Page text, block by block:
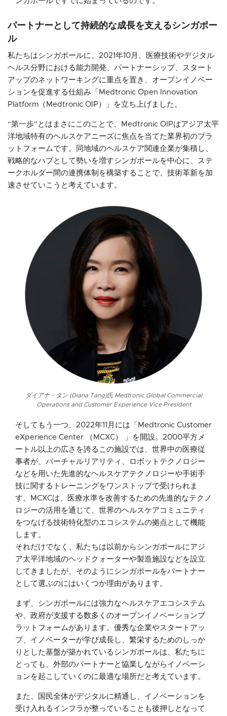
パートナーとして持続的な成長を支えるシンガポー
ル
私たちはシンガポールに、2021年10月、医療技術やデジタル
ヘルス分野における能力開発、パートナーシップ、スタート
アップのネットワーキングに重点を置き、オープンイノベー
ションを促進する仕組み「Medtronic Open Innovation
Platform（Medtronic OIP）」を立ち上げました。
“第一歩”とはまさにこのことで、Medtronic OIPはアジア太平
洋地域特有のヘルスケアニーズに焦点を当てた業界初のプラ
ットフォームです。同地域のヘルスケア関連企業が集積し、
戦略的なハブとして勢いを増すシンガポールを中心に、ステ
ークホルダー間の連携体制を構築することで、技術革新を加
速させていこうと考えています。
ダイアナ・タン (Diana Tang)氏 Medtronic Global Commercial
Operations and Customer Experience Vice President
そしてもう一つ、2022年11月には「Medtronic Customer
eXperience Center （MCXC） 」を開設。2000平方メ
ートル以上の広さを誇るこの施設では、世界中の医療従
事者が、バーチャルリアリティ、ロボットテクノロジー
などを用いた先進的なヘルスケアテクノロジーや手術手
技に関するトレーニングをワンストップで受けられま
す。MCXCは、医療水準を改善するための先進的なテクノ
ロジーの活用を通じて、世界のヘルスケアコミュニティ
をつなげる技術特化型のエコシステムの拠点として機能
します。
それだけでなく、私たちは以前からシンガポールにアジ
ア太平洋地域のヘッドクォーターや製造施設などを設立
してきましたが、そのようにシンガポールをパートナー
として選ぶのにはいくつか理由があります。
まず、シンガポールには強力なヘルスケアエコシステム
や、政府が支援する数多くのオープンイノベーションプ
ラットフォームがあります。優秀な企業やスタートアッ
プ、イノベーターが学び成長し、繁栄するためのしっか
りとした基盤が築かれているシンガポールは、私たちに
とっても、外部のパートナーと協業しながらイノベーシ
ョンを起こしていくのに最適な場所だと考えています。
また、国民全体がデジタルに精通し、イノベーションを
受け入れるインフラが整っていることも後押しとなって